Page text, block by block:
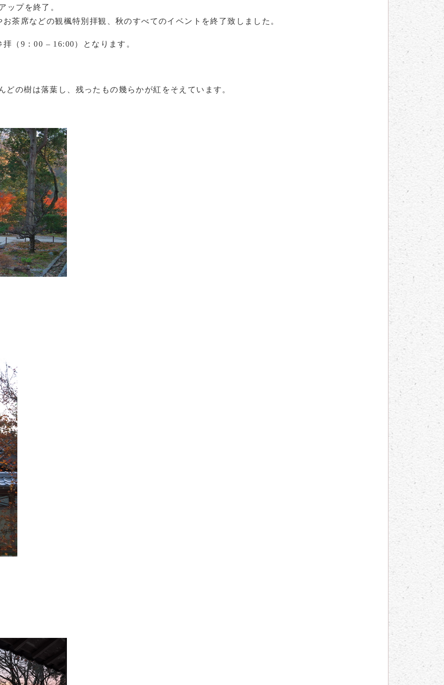
ップを終了。
茶席などの観楓特別拝観、秋のすべてのイベントを終了致しました。
（9：00 – 16:00）となります。
どの樹は落葉し、残ったもの幾らかが紅をそえています。